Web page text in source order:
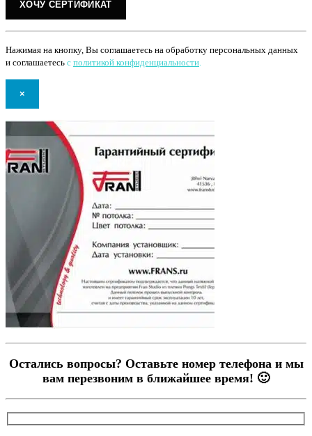
Нажимая на кнопку, Вы соглашаетесь на обработку персональных данных
и соглашаетесь с политикой конфиденциальности
×
Остались вопросы? Оставьте номер телефона и мы
вам перезвоним в ближайшее время! 🙂